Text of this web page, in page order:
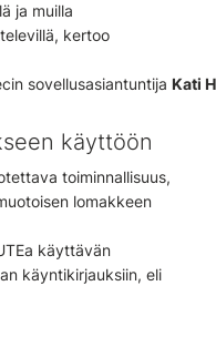
ja muilla
kertoo
sovellusasiantuntija Kati
käyttöön
toiminnallisuus,
lomakkeen
käyttävän
käyntikirjauksiin, eli